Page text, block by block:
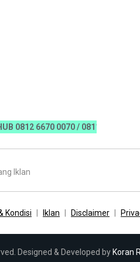
6670 0070 / 0811 7673 35,
Iklan
Kondisi Iklan Disclaimer
Designed & Developed by Koran